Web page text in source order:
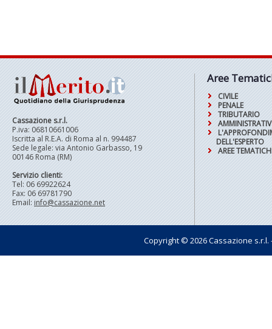
Cassazione s.r.l.
P.iva: 06810661006
Iscritta al R.E.A. di Roma al n. 994487
Sede legale: via Antonio Garbasso, 19
00146 Roma (RM)
Servizio clienti:
Tel: 06 69922624
Fax: 06 69781790
Email: info@cassazione.net
Aree
CIVILE
PENALE
TRIBUTARIO
DELL'ESPERTO
AREE
Copyright © 2026 Cassazione s.r.l.